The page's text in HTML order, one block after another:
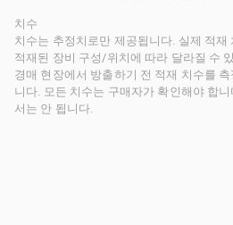
치수
치수는 추정치로만 제공됩니다. 실제 적
적재된 장비 구성/위치에 따라 달라질 수
경매 현장에서 방출하기 전 적재 치수를
니다. 모든 치수는 구매자가 확인해야 합
서는 안 됩니다.